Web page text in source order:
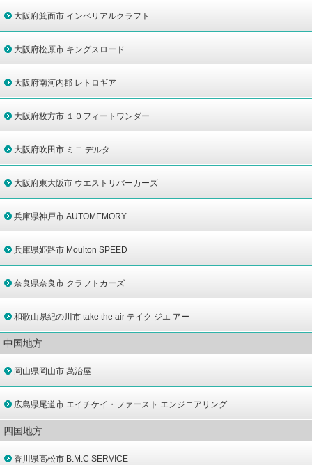
大阪府箕面市 インペリアルクラフト
大阪府松原市 キングスロード
大阪府南河内郡 レトロギア
大阪府枚方市 １０フィートワンダー
大阪府吹田市 ミニ デルタ
大阪府東大阪市 ウエストリバーカーズ
兵庫県神戸市 AUTOMEMORY
兵庫県姫路市 Moulton SPEED
奈良県奈良市 クラフトカーズ
和歌山県紀の川市 take the air テイク ジエ アー
中国地方
岡山県岡山市 萬治屋
広島県尾道市 エイチケイ・ファースト エンジニアリング
四国地方
香川県高松市 B.M.C SERVICE